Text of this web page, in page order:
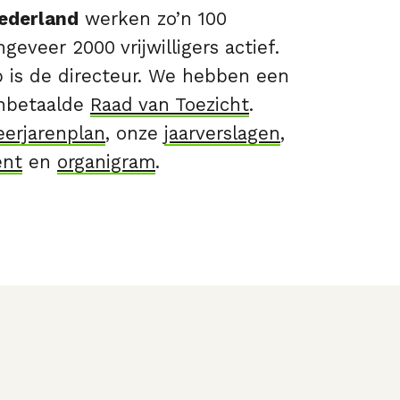
werken zo’n 100
2000 vrijwilligers actief.
is de directeur. We hebben een
Raad van Toezicht.
, onze jaarverslagen,
en organigram.